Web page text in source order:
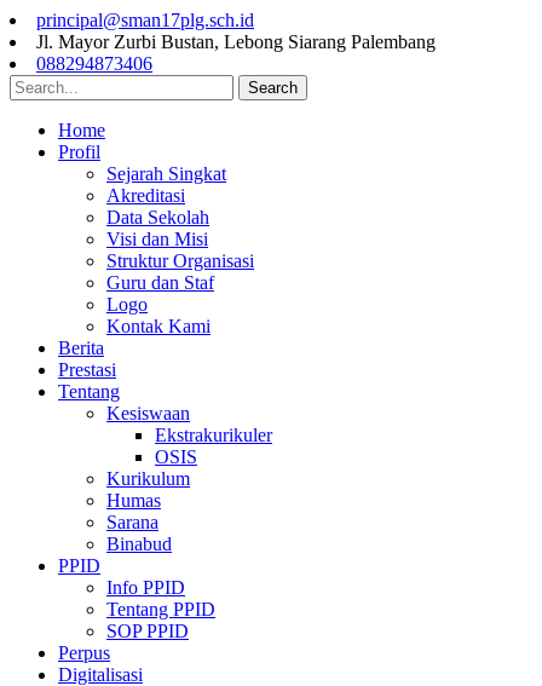
principal@sman17plg.sch.id
Jl. Mayor Zurbi Bustan, Lebong Siarang Palembang
088294873406
Search
Home
Profil
Sejarah Singkat
Akreditasi
Data Sekolah
Visi dan Misi
Struktur Organisasi
Guru dan Staf
Logo
Kontak Kami
Berita
Prestasi
Tentang
Kesiswaan
Ekstrakurikuler
OSIS
Kurikulum
Humas
Sarana
Binabud
PPID
Info PPID
Tentang PPID
SOP PPID
Perpus
Digitalisasi